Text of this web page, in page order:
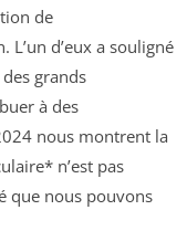
de
d’eux a souligné
grands
à des
nous montrent la
n’est pas
que nous pouvons